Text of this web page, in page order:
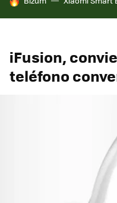
iFusion,
teléfono